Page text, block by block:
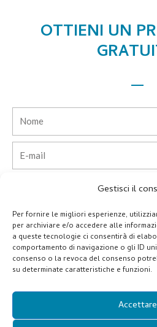
Gestisci il
Per fornire le migliori esperienze,
per archiviare e/o accedere alle
a queste tecnologie ci consentirà di
comportamento di navigazione o gli ID
consenso o la revoca del consenso
su determinate caratteristiche e funzioni.
Accettare
OTTIENI UN
Paese
Azienda